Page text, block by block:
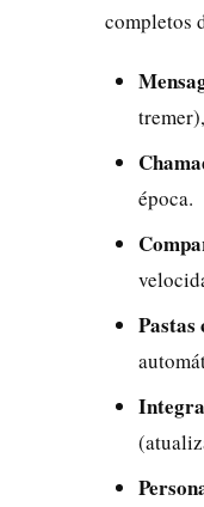
completos
época.